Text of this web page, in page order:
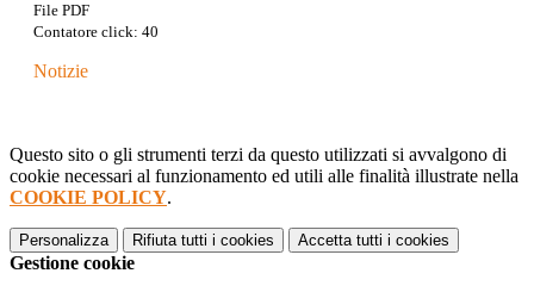
File PDF
Contatore click: 40
Notizie
Questo sito o gli strumenti terzi da questo utilizzati si avvalgono di
cookie necessari al funzionamento ed utili alle finalità illustrate nella
COOKIE POLICY.
Personalizza Rifiuta tutti i cookies Accetta tutti i cookies
Gestione cookie